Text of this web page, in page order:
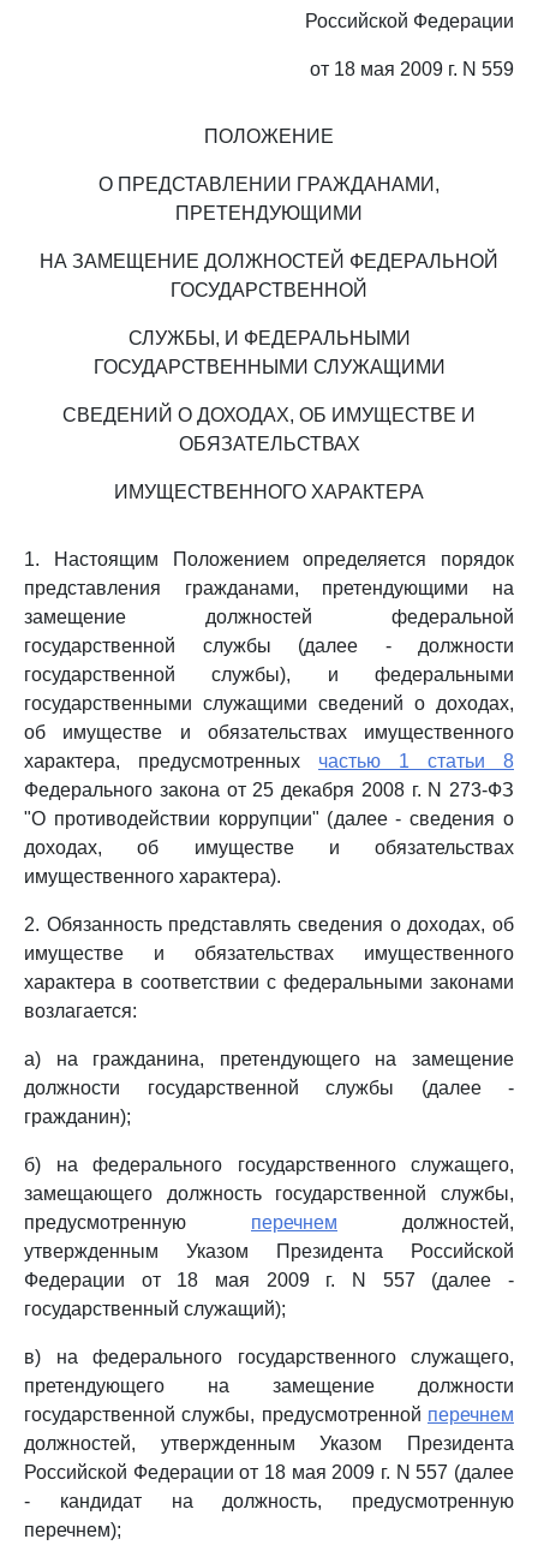
Российской Федерации
от 18 мая 2009 г. N 559
ПОЛОЖЕНИЕ
О ПРЕДСТАВЛЕНИИ ГРАЖДАНАМИ,
ПРЕТЕНДУЮЩИМИ
НА ЗАМЕЩЕНИЕ ДОЛЖНОСТЕЙ ФЕДЕРАЛЬНОЙ
ГОСУДАРСТВЕННОЙ
СЛУЖБЫ, И ФЕДЕРАЛЬНЫМИ
ГОСУДАРСТВЕННЫМИ СЛУЖАЩИМИ
СВЕДЕНИЙ О ДОХОДАХ, ОБ ИМУЩЕСТВЕ И
ОБЯЗАТЕЛЬСТВАХ
ИМУЩЕСТВЕННОГО ХАРАКТЕРА
1. Настоящим Положением определяется порядок
представления гражданами, претендующими на
замещение должностей федеральной
государственной службы (далее - должности
государственной службы), и федеральными
государственными служащими сведений о доходах,
об имуществе и обязательствах имущественного
характера, предусмотренных частью 1 статьи 8
Федерального закона от 25 декабря 2008 г. N 273-ФЗ
"О противодействии коррупции" (далее - сведения о
доходах, об имуществе и обязательствах
имущественного характера).
2. Обязанность представлять сведения о доходах, об
имуществе и обязательствах имущественного
характера в соответствии с федеральными законами
возлагается:
а) на гражданина, претендующего на замещение
должности государственной службы (далее -
гражданин);
б) на федерального государственного служащего,
замещающего должность государственной службы,
предусмотренную перечнем должностей,
утвержденным Указом Президента Российской
Федерации от 18 мая 2009 г. N 557 (далее -
государственный служащий);
в) на федерального государственного служащего,
претендующего на замещение должности
государственной службы, предусмотренной перечнем
должностей, утвержденным Указом Президента
Российской Федерации от 18 мая 2009 г. N 557 (далее
- кандидат на должность, предусмотренную
перечнем);